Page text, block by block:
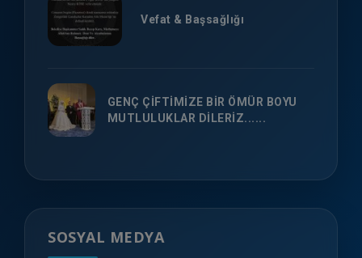
Vefat & Başsağlığı
GENÇ ÇİFTİMİZE BİR ÖMÜR BOYU
MUTLULUKLAR DİLERİZ......
SOSYAL MEDYA